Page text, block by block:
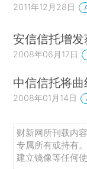
2011年12月28日
安信信托增
2008年06月17日
中信信托将
2008年01月14日
财新网所刊载内
专属所有或持有
建立镜像等任何使